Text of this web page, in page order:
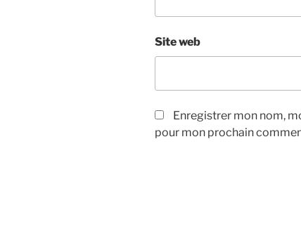
Site web
Enregistrer mon nom,
pour mon prochain